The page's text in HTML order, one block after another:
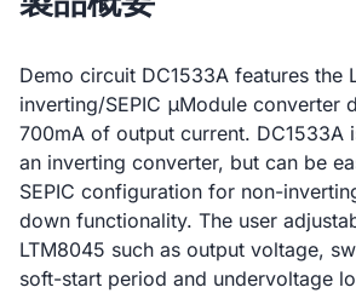
Demo circuit DC1533A features the
inverting/SEPIC μModule converter
700mA of output current. DC1533A
an inverting converter, but can be
SEPIC configuration for non-
down functionality. The user
LTM8045 such as output voltage,
soft-start period and undervoltage